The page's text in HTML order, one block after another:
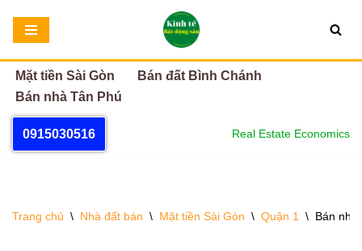
Chuyển
tới
nội
dung
Mặt tiền Sài Gòn
Bán đất Bình Chánh
Bán nhà Tân Phú
0915030516 Real Estate Economics
Trang chủ \ Nhà đất bán \ Mặt tiền Sài Gòn \ Quận 1 \ Bán nhà